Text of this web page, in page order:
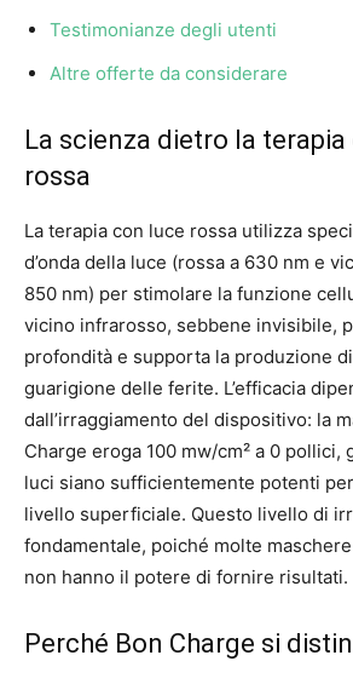
Testimonianze degli utenti
Altre offerte da considerare
La scienza dietro la
rossa
La terapia con luce rossa utilizza
d’onda della luce (rossa a 630 nm e
850 nm) per stimolare la funzione
vicino infrarosso, sebbene invisibile,
profondità e supporta la produzione
guarigione delle ferite. L’efficacia
dall’irraggiamento del dispositivo: la
Charge eroga 100 mw/cm² a 0 pollici,
luci siano sufficientemente potenti
livello superficiale. Questo livello di
fondamentale, poiché molte
non hanno il potere di fornire risultati.
Perché Bon Charge si